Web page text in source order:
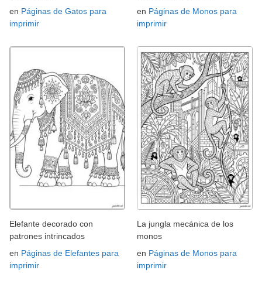
en Páginas de Gatos para
imprimir
en Páginas de Monos para
imprimir
Elefante decorado con
patrones intrincados
en Páginas de Elefantes para
imprimir
La jungla mecánica de los
monos
en Páginas de Monos para
imprimir